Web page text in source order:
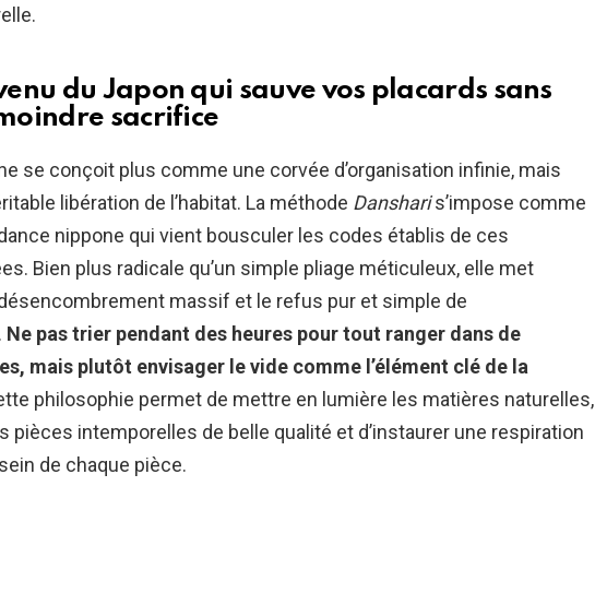
du Japon qui sauve vos placards sans
sacrifice
se conçoit plus comme une corvée d’organisation infinie, mais
libération de l’habitat. La méthode Dansharis’impose comme
nippone qui vient bousculer les codes établis de ces
Bien plus radicale qu’un simple pliage méticuleux, elle met
massif et le refus pur et simple de
Ne pas trier pendant des heures pour tout ranger dans de
mais plutôt envisager le vide comme l’élément clé de la
philosophie permet de mettre en lumière les matières naturelles,
pièces intemporelles de belle qualité et d’instaurer une respiration
de chaque pièce.